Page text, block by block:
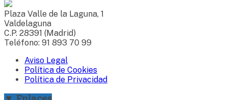
Plaza Valle de la Laguna, 1
Valdelaguna
C.P. 28391 (Madrid)
Teléfono: 91 893 70 99
Aviso Legal
Política de Cookies
Política de Privacidad